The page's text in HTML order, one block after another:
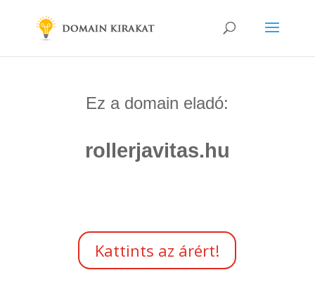
Ez a domain eladó:
rollerjavitas.hu
Kattints az árért!